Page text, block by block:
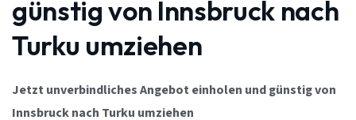
günstig von Innsbruck nach
Turku umziehen
Jetzt unverbindliches Angebot einholen und günstig von
Innsbruck nach Turku umziehen